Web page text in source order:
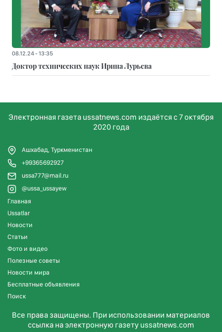
08.12.24 - 13:35
Доктор технических наук Ирина Лурьева
Электронная газета ussatnews.com издаётся с 7 октября
2020 года
Ашхабад, Туркменистан
+99365692927
ussa777@mail.ru
@ussa_ussayew
Главная
Ussatlar
Новости
Статьи
Фото и видео
Полезные советы
Новости мира
Бесплатные объявления
Поиск
Все права защищены. При использовании материалов
ссылка на электронную газету ussatnews.com